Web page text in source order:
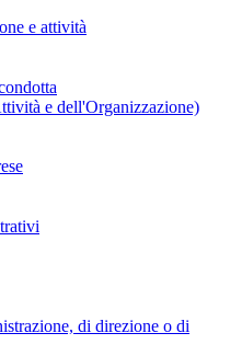
e attività
e dell'Organizzazione)
di direzione o di